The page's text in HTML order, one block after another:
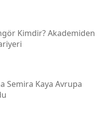
Kimdir? Akademiden
Semira Kaya Avrupa